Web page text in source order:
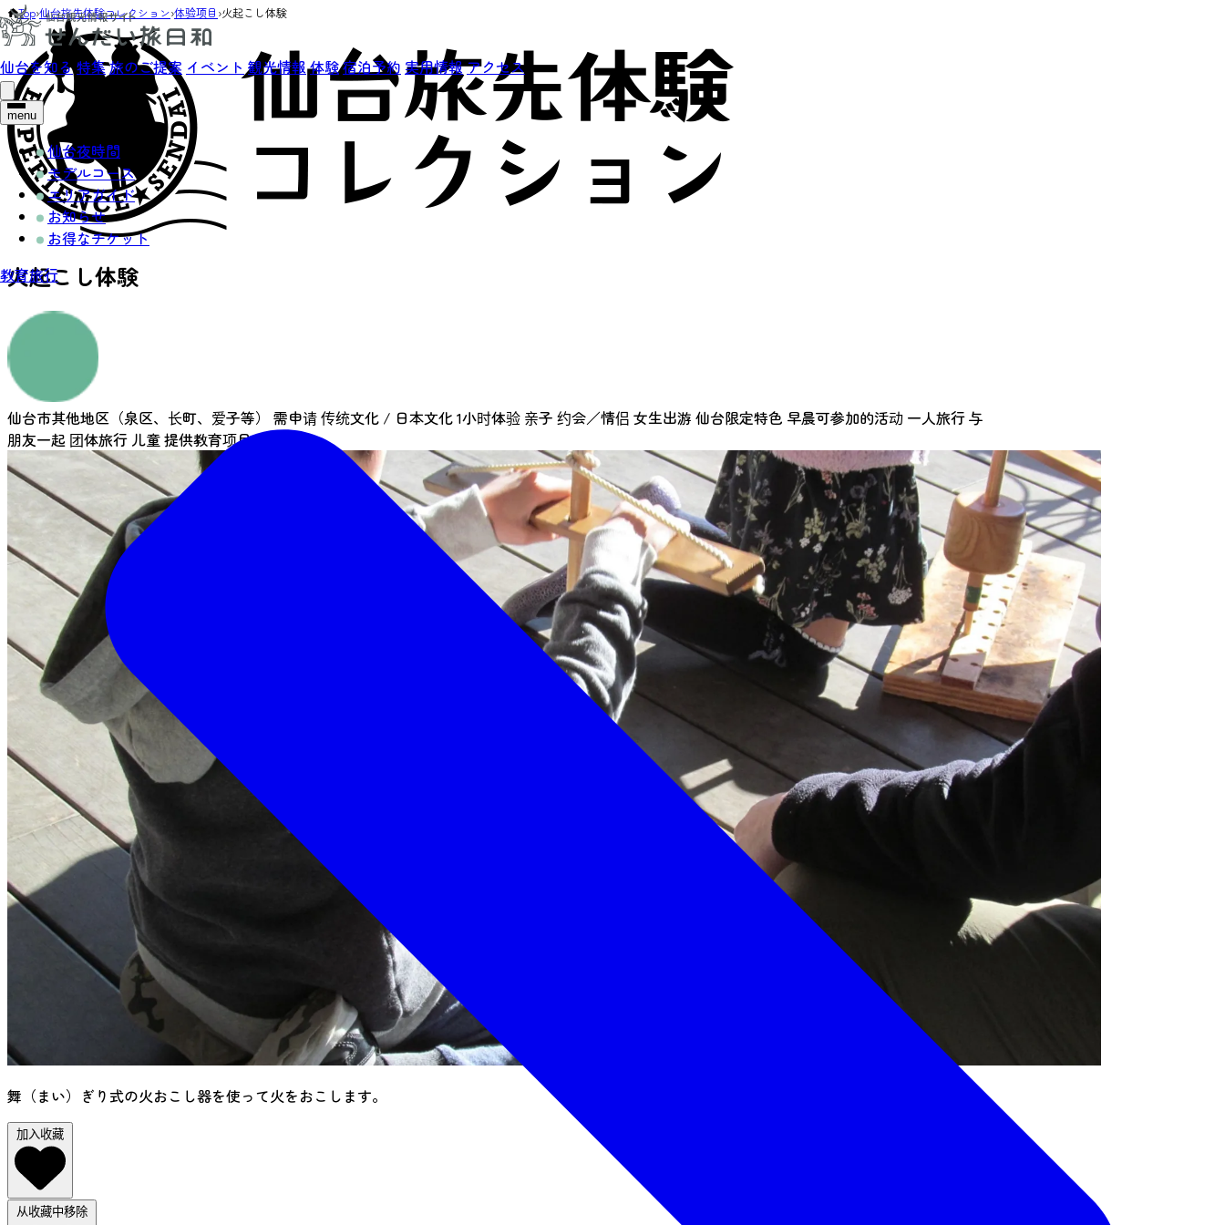
仙台を知る特集旅のご提案 イベント 観光情報 体験宿泊予約 実用情報アクセス
menu
仙台夜時間
モデルコース
エリアガイド
お知らせ
お得なチケット
教育旅行
Top›仙台旅先体験コレクション›体验项目 ›火起こし体験
火起こし体験
仙台市其他地区（泉区、长町、爱子等） 需申请传统文化 / 日本文化1小时体验 亲子 约会／情侣 女生出游 仙台限定特色 早晨可参加的活动 一人旅行与
朋友一起 团体旅行 儿童提供教育项目
舞（まい）ぎり式の火おこし器を使って火をおこします。
加入收藏
从收藏中移除